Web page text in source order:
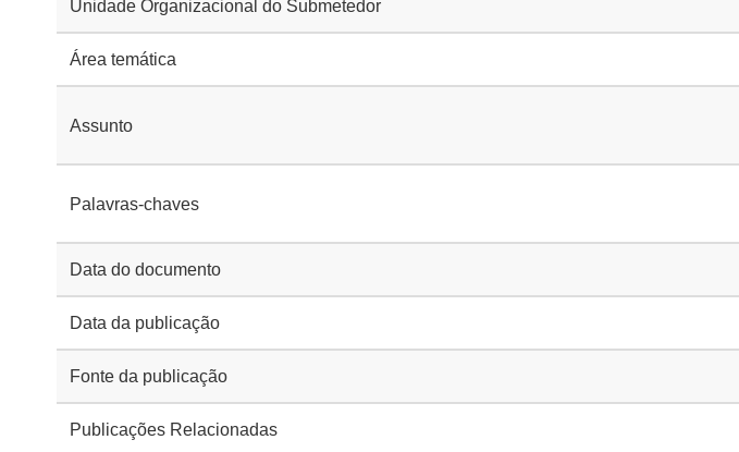
Unidade Organizacional do Submetedor
Área temática
Assunto
Palavras-chaves
Data do documento
Data da publicação
Fonte da publicação
Publicações Relacionadas